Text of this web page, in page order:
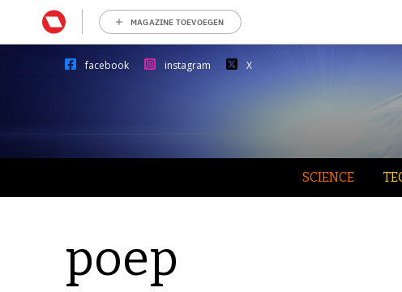
MAGAZINE TOEVOEGEN
facebook instagram X
SCIENCE
poep